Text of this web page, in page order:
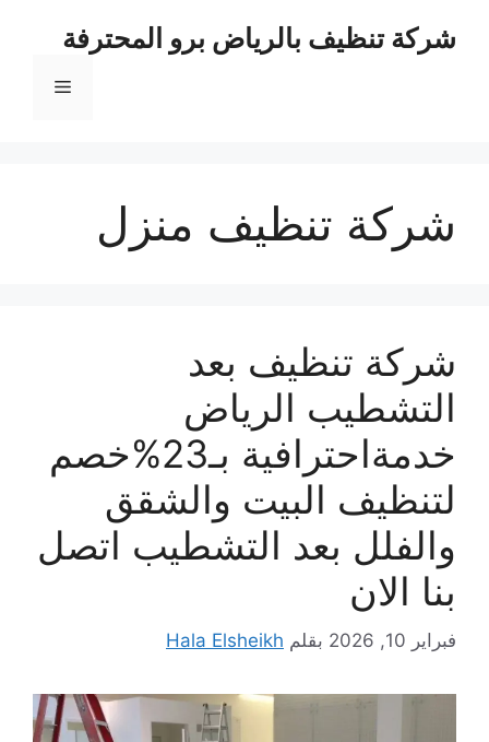
شركة تنظيف بالرياض برو المحترفة
القائمة
شركة تنظيف منزل
شركة تنظيف بعد
التشطيب الرياض
خدمةاحترافية بـ23%خصم
لتنظيف البيت والشقق
والفلل بعد التشطيب اتصل
بنا الان
فبراير 10, 2026 بقلم Hala Elsheikh